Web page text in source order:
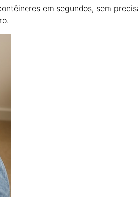
em segundos, sem